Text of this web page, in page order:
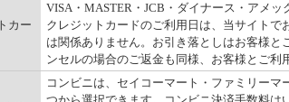
カー
VISA・MASTER・JCB・ダイナース・アメッ
クレジットカードのご利用日は、当サイトで
は関係ありません。お引き落としはお客様
ンセルの場合のご返金も同様、お客様とご利
コンビニは、セイコーマート・ファミリー